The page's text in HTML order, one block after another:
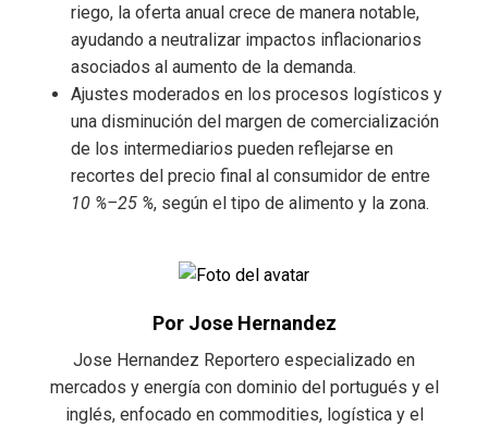
riego, la oferta anual crece de manera notable,
ayudando a neutralizar impactos inflacionarios
asociados al aumento de la demanda.
Ajustes moderados en los procesos logísticos y
una disminución del margen de comercialización
de los intermediarios pueden reflejarse en
recortes del precio final al consumidor de entre
10 %–25 %, según el tipo de alimento y la zona.
Por Jose Hernandez
Jose Hernandez Reportero especializado en
mercados y energía con dominio del portugués y el
inglés, enfocado en commodities, logística y el